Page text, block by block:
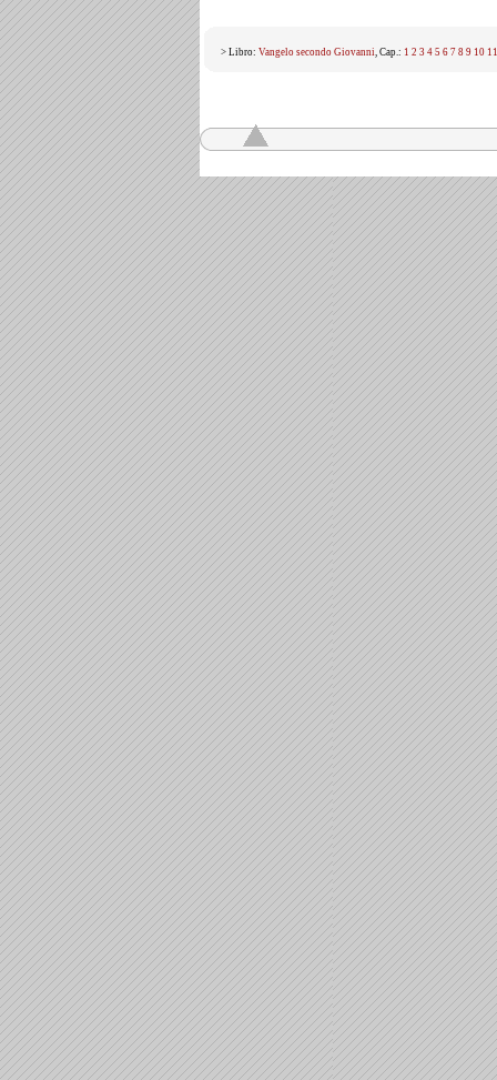
> Libro: Vangelo secondo Giovanni, Cap.: 1 2 3 4 5 6 7 8 9 10 11